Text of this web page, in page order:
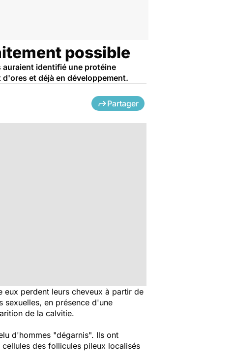
possible
auraient identifié une protéine
et déjà en développement.
Partager
eux perdent leurs cheveux à partir de
sexuelles, en présence d'une
de la calvitie.
d'hommes "dégarnis". Ils ont
des follicules pileux localisés